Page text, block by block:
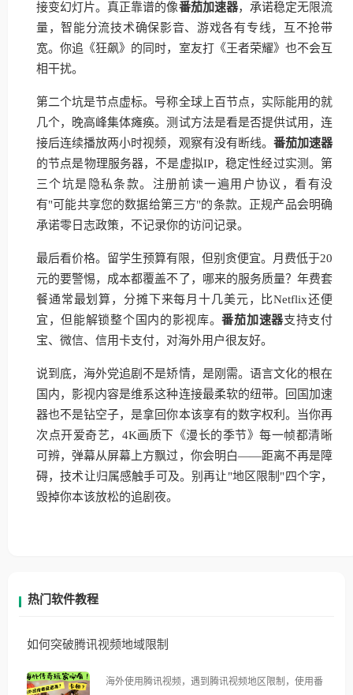
接变幻灯片。真正靠谱的像番茄加速器，承诺稳定无限流
量，智能分流技术确保影音、游戏各有专线，互不抢带
宽。你追《狂飙》的同时，室友打《王者荣耀》也不会互
相干扰。
第二个坑是节点虚标。号称全球上百节点，实际能用的就
几个，晚高峰集体瘫痪。测试方法是看是否提供试用，连
接后连续播放两小时视频，观察有没有断线。 番茄加速器
的节点是物理服务器，不是虚拟IP，稳定性经过实测。第
三个坑是隐私条款。注册前读一遍用户协议，看有没
有"可能共享您的数据给第三方"的条款。正规产品会明确
承诺零日志政策，不记录你的访问记录。
最后看价格。留学生预算有限，但别贪便宜。月费低于20
元的要警惕，成本都覆盖不了，哪来的服务质量？年费套
餐通常最划算，分摊下来每月十几美元，比Netflix还便
宜，但能解锁整个国内的影视库。番茄加速器支持支付
宝、微信、信用卡支付，对海外用户很友好。
说到底，海外党追剧不是矫情，是刚需。语言文化的根在
国内，影视内容是维系这种连接最柔软的纽带。回国加速
器也不是钻空子，是拿回你本该享有的数字权利。当你再
次点开爱奇艺，4K画质下《漫长的季节》每一帧都清晰
可辨，弹幕从屏幕上方飘过，你会明白——距离不再是障
碍，技术让归属感触手可及。别再让"地区限制"四个字，
毁掉你本该放松的追剧夜。
热门软件教程
如何突破腾讯视频地域限制
海外使用腾讯视频，遇到腾讯视频地区限制，使用番